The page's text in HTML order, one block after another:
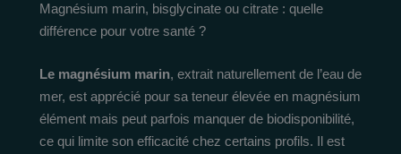
Magnésium marin, bisglycinate ou citrate : quelle
différence pour votre santé ?
Le magnésium marin, extrait naturellement de l’eau de
mer, est apprécié pour sa teneur élevée en magnésium
élément mais peut parfois manquer de biodisponibilité,
ce qui limite son efficacité chez certains profils. Il est